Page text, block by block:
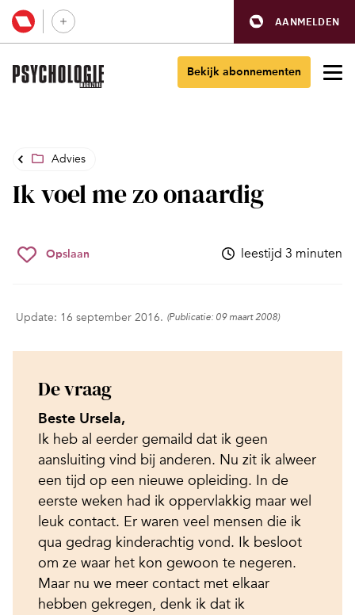
AANMELDEN
Bekijk abonnementen
Advies
Ik voel me zo onaardig
Opslaan leestijd 3 minuten
Update: 16 september 2016. (Publicatie: 09 maart 2008)
De vraag
Beste Ursela,
Ik heb al eerder gemaild dat ik geen
aansluiting vind bij anderen. Nu zit ik alweer
een tijd op een nieuwe opleiding. In de
eerste weken had ik oppervlakkig maar wel
leuk contact. Er waren veel mensen die ik
qua gedrag kinderachtig vond. Ik besloot
om ze waar het kon gewoon te negeren.
Maar nu we meer contact met elkaar
hebben gekregen, denk ik dat ik